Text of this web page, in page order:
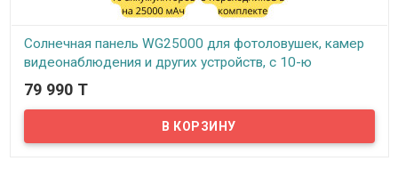
Солнечная панель WG25000 для фотоловушек, камер
видеонаблюдения и других устройств, с 10-ю
аккумуляторами, с 5-ю переходниками, 12В, 24Вт,
25000mAh
79 990 T